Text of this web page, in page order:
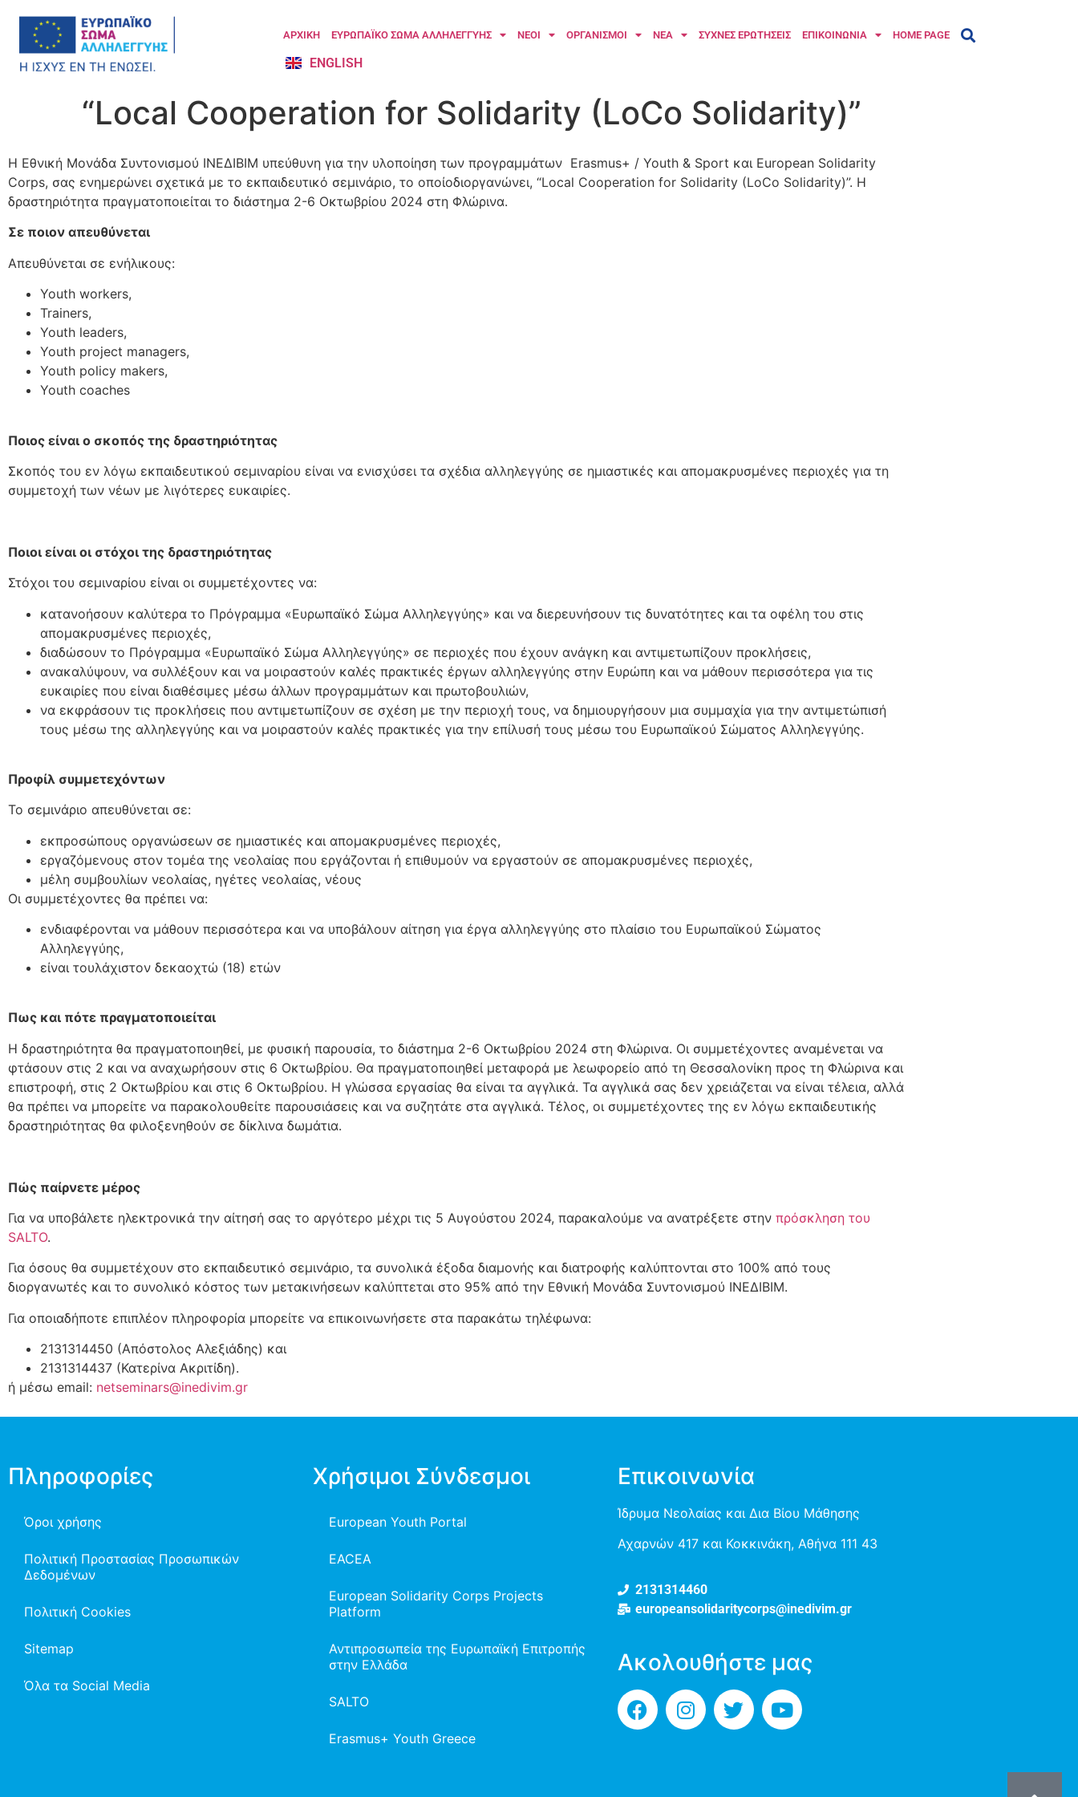
ΑΡΧΙΚΗ ΕΥΡΩΠΑΪΚΟ ΣΩΜΑ ΑΛΛΗΛΕΓΓΥΗΣ ΝΕΟΙ ΟΡΓΑΝΙΣΜΟΙ ΝΕΑ ΣΥΧΝΕΣ ΕΡΩΤΗΣΕΙΣ ΕΠΙΚΟΙΝΩΝΙΑ HOME PAGE
ENGLISH
“Local Cooperation for Solidarity (LoCo Solidarity)”
Η Εθνική Μονάδα Συντονισμού ΙΝΕΔΙΒΙΜ υπεύθυνη για την υλοποίηση των προγραμμάτων Erasmus+ / Youth & Sport και European Solidarity
Corps, σας ενημερώνει σχετικά με το εκπαιδευτικό σεμινάριο, το οποίοδιοργανώνει, “Local Cooperation for Solidarity (LoCo Solidarity)”. Η
δραστηριότητα πραγματοποιείται το διάστημα 2-6 Οκτωβρίου 2024 στη Φλώρινα.
Σε ποιον απευθύνεται
Απευθύνεται σε ενήλικους:
Youth workers,
Trainers,
Youth leaders,
Youth project managers,
Youth policy makers,
Youth coaches
Ποιος είναι ο σκοπός της δραστηριότητας
Σκοπός του εν λόγω εκπαιδευτικού σεμιναρίου είναι να ενισχύσει τα σχέδια αλληλεγγύης σε ημιαστικές και απομακρυσμένες περιοχές για τη
συμμετοχή των νέων με λιγότερες ευκαιρίες.
Ποιοι είναι οι στόχοι της δραστηριότητας
Στόχοι του σεμιναρίου είναι οι συμμετέχοντες να:
κατανοήσουν καλύτερα το Πρόγραμμα «Ευρωπαϊκό Σώμα Αλληλεγγύης» και να διερευνήσουν τις δυνατότητες και τα οφέλη του στις
απομακρυσμένες περιοχές,
διαδώσουν το Πρόγραμμα «Ευρωπαϊκό Σώμα Αλληλεγγύης» σε περιοχές που έχουν ανάγκη και αντιμετωπίζουν προκλήσεις,
ανακαλύψουν, να συλλέξουν και να μοιραστούν καλές πρακτικές έργων αλληλεγγύης στην Ευρώπη και να μάθουν περισσότερα για τις
ευκαιρίες που είναι διαθέσιμες μέσω άλλων προγραμμάτων και πρωτοβουλιών,
να εκφράσουν τις προκλήσεις που αντιμετωπίζουν σε σχέση με την περιοχή τους, να δημιουργήσουν μια συμμαχία για την αντιμετώπισή
τους μέσω της αλληλεγγύης και να μοιραστούν καλές πρακτικές για την επίλυσή τους μέσω του Ευρωπαϊκού Σώματος Αλληλεγγύης.
Προφίλ συμμετεχόντων
Το σεμινάριο απευθύνεται σε:
εκπροσώπους οργανώσεων σε ημιαστικές και απομακρυσμένες περιοχές,
εργαζόμενους στον τομέα της νεολαίας που εργάζονται ή επιθυμούν να εργαστούν σε απομακρυσμένες περιοχές,
μέλη συμβουλίων νεολαίας, ηγέτες νεολαίας, νέους
Οι συμμετέχοντες θα πρέπει να:
ενδιαφέρονται να μάθουν περισσότερα και να υποβάλουν αίτηση για έργα αλληλεγγύης στο πλαίσιο του Ευρωπαϊκού Σώματος
Αλληλεγγύης,
είναι τουλάχιστον δεκαοχτώ (18) ετών
Πως και πότε πραγματοποιείται
Η δραστηριότητα θα πραγματοποιηθεί, με φυσική παρουσία, το διάστημα 2-6 Οκτωβρίου 2024 στη Φλώρινα. Οι συμμετέχοντες αναμένεται να
φτάσουν στις 2 και να αναχωρήσουν στις 6 Οκτωβρίου. Θα πραγματοποιηθεί μεταφορά με λεωφορείο από τη Θεσσαλονίκη προς τη Φλώρινα και
επιστροφή, στις 2 Οκτωβρίου και στις 6 Οκτωβρίου. Η γλώσσα εργασίας θα είναι τα αγγλικά. Τα αγγλικά σας δεν χρειάζεται να είναι τέλεια, αλλά
θα πρέπει να μπορείτε να παρακολουθείτε παρουσιάσεις και να συζητάτε στα αγγλικά. Τέλος, οι συμμετέχοντες της εν λόγω εκπαιδευτικής
δραστηριότητας θα φιλοξενηθούν σε δίκλινα δωμάτια.
Πώς παίρνετε μέρος
Για να υποβάλετε ηλεκτρονικά την αίτησή σας το αργότερο μέχρι τις 5 Αυγούστου 2024, παρακαλούμε να ανατρέξετε στην πρόσκληση του
SALTO.
Για όσους θα συμμετέχουν στο εκπαιδευτικό σεμινάριο, τα συνολικά έξοδα διαμονής και διατροφής καλύπτονται στο 100% από τους
διοργανωτές και το συνολικό κόστος των μετακινήσεων καλύπτεται στο 95% από την Εθνική Μονάδα Συντονισμού ΙΝΕΔΙΒΙΜ.
Για οποιαδήποτε επιπλέον πληροφορία μπορείτε να επικοινωνήσετε στα παρακάτω τηλέφωνα:
2131314450 (Απόστολος Αλεξιάδης) και
2131314437 (Κατερίνα Ακριτίδη).
ή μέσω email: netseminars@inedivim.gr
Πληροφορίες
Όροι χρήσης
Πολιτική Προστασίας Προσωπικών
Δεδομένων
Πολιτική Cookies
Sitemap
Όλα τα Social Media
Χρήσιμοι Σύνδεσμοι
European Youth Portal
EACEA
European Solidarity Corps Projects
Platform
Αντιπροσωπεία της Ευρωπαϊκή Επιτροπής
στην Ελλάδα
SALTO
Erasmus+ Youth Greece
Επικοινωνία
Ίδρυμα Νεολαίας και Δια Βίου Μάθησης
Αχαρνών 417 και Κοκκινάκη, Αθήνα 111 43
2131314460
europeansolidaritycorps@inedivim.gr
Ακολουθήστε μας